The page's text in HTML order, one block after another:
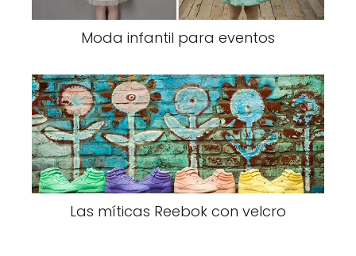
Moda infantil para eventos
Las míticas Reebok con velcro